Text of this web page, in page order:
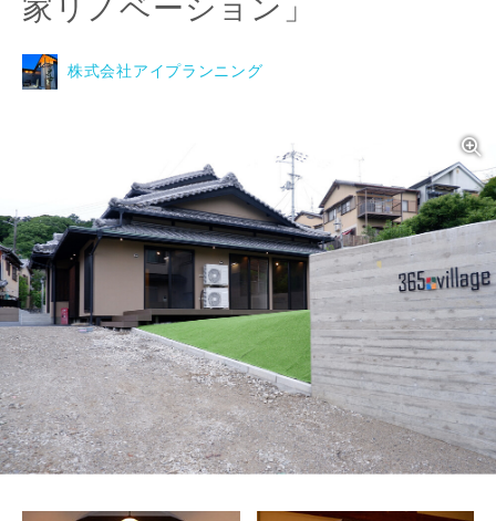
家リノベーション」
株式会社アイプランニング
写真を拡大する